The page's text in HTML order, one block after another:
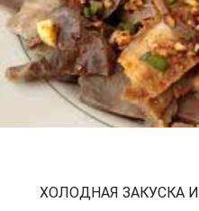
ХОЛОДНАЯ ЗАКУСКА